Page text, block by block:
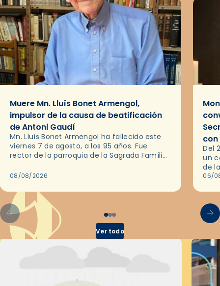
Muere Mn. Lluís Bonet Armengol,
impulsor de la causa de beatificación
de Antoni Gaudí
Mn. Lluís Bonet Armengol ha fallecido este
viernes 7 de agosto, a los 95 años. Fue
rector de la parroquia de la Sagrada Família
08/08/2026
Del
un
de
en
06/
Ver todo